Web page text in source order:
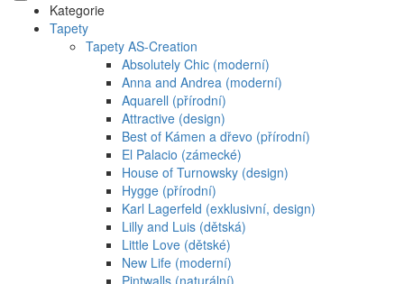
Kategorie
Tapety
Tapety AS-Creation
Absolutely Chic (moderní)
Anna and Andrea (moderní)
Aquarell (přírodní)
Attractive (design)
Best of Kámen a dřevo (přírodní)
El Palacio (zámecké)
House of Turnowsky (design)
Hygge (přírodní)
Karl Lagerfeld (exklusivní, design)
Lilly and Luis (dětská)
Little Love (dětské)
New Life (moderní)